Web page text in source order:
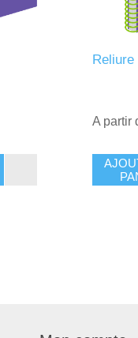
A partir